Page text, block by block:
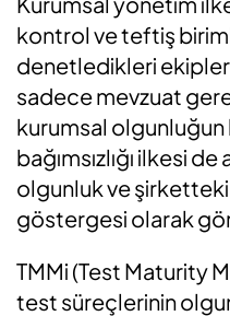
kontrol ve teftiş
denetledikleri
sadece mevzuat
kurumsal
bağımsızlığı ilkesi
olgunluk veşirketteki
göstergesi olarak
TMMi (Test Maturity
test süreçlerinin